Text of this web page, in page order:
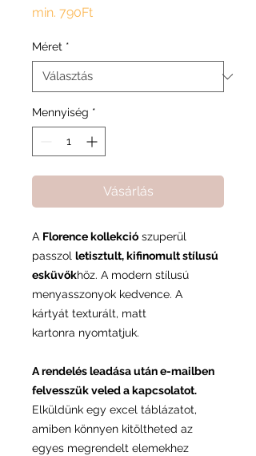
min. 790FtAkciós
Méret *
Mennyiség *
Vásárlás
A Florence kollekció szuperül
passzol letisztult, kifinomult stílusú
esküvőkhöz. A modern stílusú
menyasszonyok kedvence. A
kártyát texturált, matt
kartonra nyomtatjuk.
A rendelés leadása után e-mailben
felvesszük veled a kapcsolatot.
Elküldünk egy excel táblázatot,
amiben könnyen kitöltheted az
egyes megrendelt elemekhez